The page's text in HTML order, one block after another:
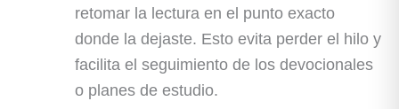
retomar la lectura en el punto exacto
donde la dejaste. Esto evita perder el hilo y
facilita el seguimiento de los devocionales
o planes de estudio.